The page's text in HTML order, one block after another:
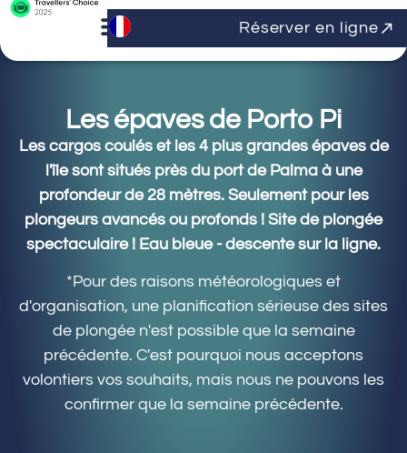
Réserver en ligne
Les épaves de Porto Pi
Les cargos coulés et les 4 plus grandes épaves de
l'île sont situés près du port de Palma à une
profondeur de 28 mètres. Seulement pour les
plongeurs avancés ou profonds ! Site de plongée
spectaculaire ! Eau bleue - descente sur la ligne.
*Pour des raisons météorologiques et
d'organisation, une planification sérieuse des sites
de plongée n'est possible que la semaine
précédente. C'est pourquoi nous acceptons
volontiers vos souhaits, mais nous ne pouvons les
confirmer que la semaine précédente.